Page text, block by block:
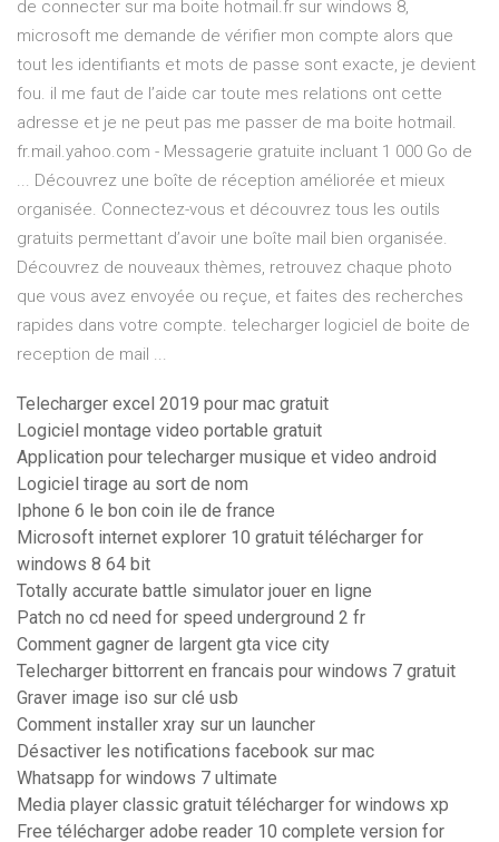
de connecter sur ma boite hotmail.fr sur windows 8,
microsoft me demande de vérifier mon compte alors que
tout les identifiants et mots de passe sont exacte, je devient
fou. il me faut de l’aide car toute mes relations ont cette
adresse et je ne peut pas me passer de ma boite hotmail.
fr.mail.yahoo.com - Messagerie gratuite incluant 1 000 Go de
... Découvrez une boîte de réception améliorée et mieux
organisée. Connectez-vous et découvrez tous les outils
gratuits permettant d’avoir une boîte mail bien organisée.
Découvrez de nouveaux thèmes, retrouvez chaque photo
que vous avez envoyée ou reçue, et faites des recherches
rapides dans votre compte. telecharger logiciel de boite de
reception de mail ...
Telecharger excel 2019 pour mac gratuit
Logiciel montage video portable gratuit
Application pour telecharger musique et video android
Logiciel tirage au sort de nom
Iphone 6 le bon coin ile de france
Microsoft internet explorer 10 gratuit télécharger for
windows 8 64 bit
Totally accurate battle simulator jouer en ligne
Patch no cd need for speed underground 2 fr
Comment gagner de largent gta vice city
Telecharger bittorrent en francais pour windows 7 gratuit
Graver image iso sur clé usb
Comment installer xray sur un launcher
Désactiver les notifications facebook sur mac
Whatsapp for windows 7 ultimate
Media player classic gratuit télécharger for windows xp
Free télécharger adobe reader 10 complete version for